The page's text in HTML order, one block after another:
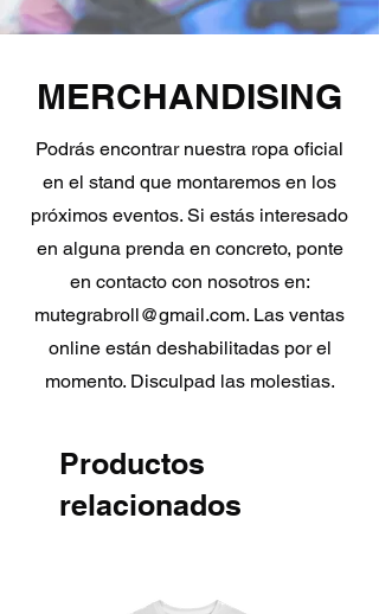
MERCHANDISING
Podrás encontrar nuestra ropa oficial
en el stand que montaremos en los
próximos eventos. Si estás interesado
en alguna prenda en concreto, ponte
en contacto con nosotros en:
mutegrabroll@gmail.com. Las ventas
online están deshabilitadas por el
momento. Disculpad las molestias.
Productos
relacionados